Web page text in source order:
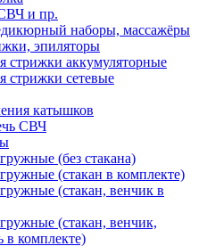
и пр.
наборы, массажёры
эпиляторы
стрижки аккумуляторные
стрижки сетевые
катышков
СВЧ
(без стакана)
(стакан в комплекте)
(стакан, венчик в
(стакан, венчик,
в комплекте)